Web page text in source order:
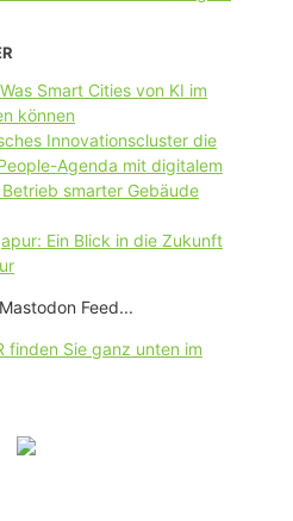
Smart Cities von KI im
können
Innovationscluster die
Agenda mit digitalem
smarter Gebäude
Ein Blick in die Zukunft
Feed...
finden Sie ganz unten im